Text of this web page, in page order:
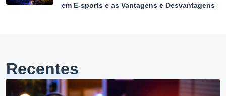
em E-sports e as Vantagens e Desvantagens
Recentes